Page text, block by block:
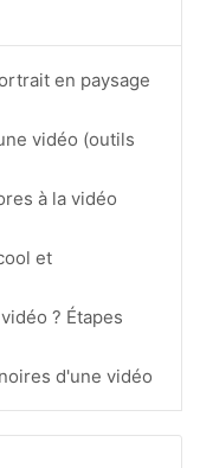
en paysage
vidéo (outils
à la vidéo
et
? Étapes
d'une vidéo